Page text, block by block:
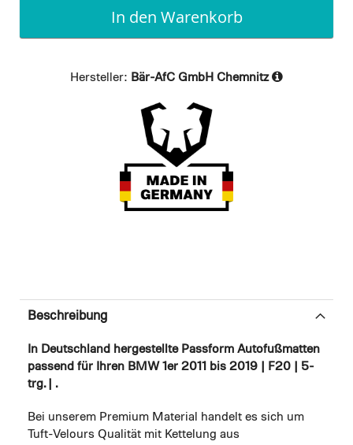
In den Warenkorb
Hersteller: Bär-AfC GmbH Chemnitz
Beschreibung
In Deutschland hergestellte Passform Autofußmatten
passend für Ihren BMW 1er 2011 bis 2019 | F20 | 5-
trg. | .
Bei unserem Premium Material handelt es sich um
Tuft-Velours Qualität mit Kettelung aus